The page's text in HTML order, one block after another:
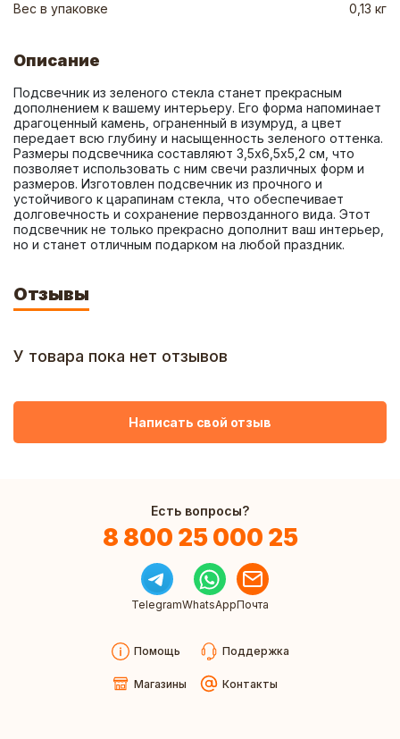
Вес в упаковке
0,13 кг
Описание
Подсвечник из зеленого стекла станет прекрасным
дополнением к вашему интерьеру. Его форма напоминает
драгоценный камень, ограненный в изумруд, а цвет
передает всю глубину и насыщенность зеленого оттенка.
Размеры подсвечника составляют 3,5х6,5х5,2 см, что
позволяет использовать с ним свечи различных форм и
размеров. Изготовлен подсвечник из прочного и
устойчивого к царапинам стекла, что обеспечивает
долговечность и сохранение первозданного вида. Этот
подсвечник не только прекрасно дополнит ваш интерьер,
но и станет отличным подарком на любой праздник.
Отзывы
У товара пока нет отзывов
Написать свой отзыв
Есть вопросы?
8 800 25 000 25
TelegramWhatsAppПочта
Помощь Поддержка
Магазины Контакты